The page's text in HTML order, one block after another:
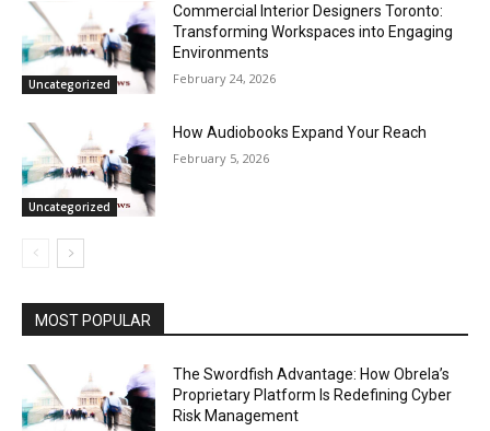
Uncategorized
Commercial Interior Designers Toronto:
Transforming Workspaces into Engaging
Environments
February 24, 2026
Uncategorized
How Audiobooks Expand Your Reach
February 5, 2026
MOST POPULAR
The Swordfish Advantage: How Obrela’s
Proprietary Platform Is Redefining Cyber
Risk Management